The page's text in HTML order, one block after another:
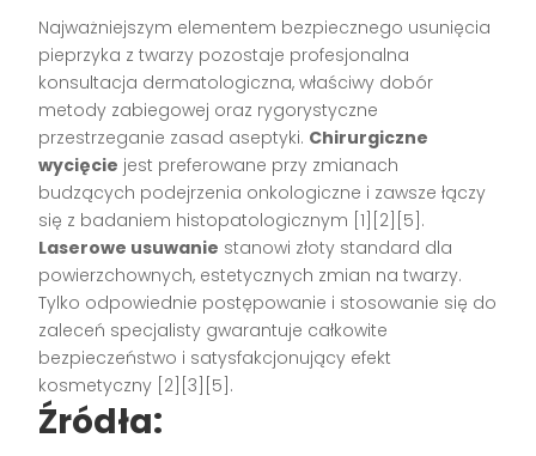
Najważniejszym elementem bezpiecznego usunięcia
pieprzyka z twarzy pozostaje profesjonalna
konsultacja dermatologiczna, właściwy dobór
metody zabiegowej oraz rygorystyczne
przestrzeganie zasad aseptyki. Chirurgiczne
wycięcie jest preferowane przy zmianach
budzących podejrzenia onkologiczne i zawsze łączy
się z badaniem histopatologicznym [1][2][5] .
Laserowe usuwanie stanowi złoty standard dla
powierzchownych, estetycznych zmian na twarzy.
Tylko odpowiednie postępowanie i stosowanie się do
zaleceń specjalisty gwarantuje całkowite
bezpieczeństwo i satysfakcjonujący efekt
kosmetyczny [2][3][5] .
Źródła: